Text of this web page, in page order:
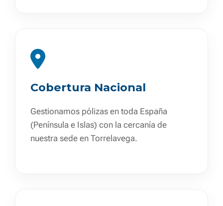
Cobertura Nacional
Gestionamos pólizas en toda España
(Península e Islas) con la cercanía de
nuestra sede en Torrelavega.